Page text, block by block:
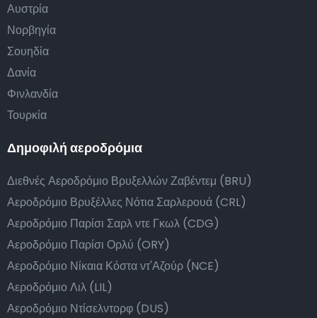
Αυστρία
Νορβηγία
Σουηδία
Δανία
Φινλανδία
Τουρκία
Δημοφιλή αεροδρόμια
Διεθνές Αεροδρόμιο Βρυξελλών Ζαβέντεμ (BRU)
Αεροδρόμιο Βρυξέλλες Νότια Σαρλερουά (CRL)
Αεροδρόμιο Παρίσι Σαρλ ντε Γκωλ (CDG)
Αεροδρόμιο Παρίσι Ορλύ (ORY)
Αεροδρόμιο Νίκαια Κόστα ντ'Αζούρ (NCE)
Αεροδρόμιο Λιλ (LIL)
Αεροδρόμιο Ντίσελντορφ (DUS)